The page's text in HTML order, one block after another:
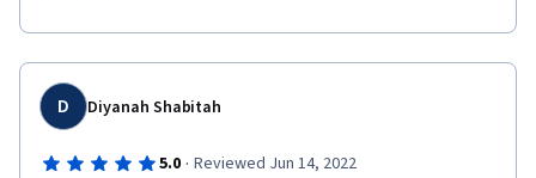
D Diyanah Shabitah
5.0 · Reviewed Jun 14, 2022